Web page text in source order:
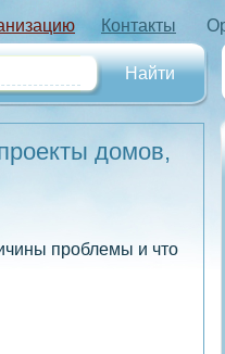
Контакты
домов,
проблемы и что